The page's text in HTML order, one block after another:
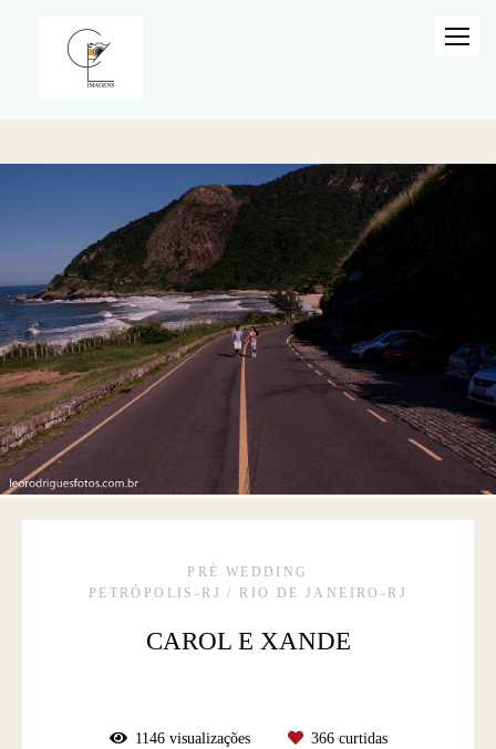
PRÉ WEDDING
PETRÓPOLIS-RJ / RIO DE JANEIRO-RJ
CAROL E XANDE
1146visualizações 366curtidas